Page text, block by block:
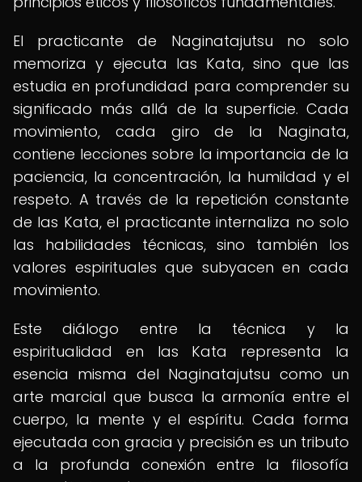
El practicante de Naginatajutsu no solo
memoriza y ejecuta las Kata, sino que las
estudia en profundidad para comprender su
significado más allá de la superficie. Cada
movimiento, cada giro de la Naginata,
contiene lecciones sobre la importancia de la
paciencia, la concentración, la humildad y el
respeto. A través de la repetición constante
de las Kata, el practicante internaliza no solo
las habilidades técnicas, sino también los
valores espirituales que subyacen en cada
movimiento.
Este diálogo entre la técnica y la
espiritualidad en las Kata representa la
esencia misma del Naginatajutsu como un
arte marcial que busca la armonía entre el
cuerpo, la mente y el espíritu. Cada forma
ejecutada con gracia y precisión es un tributo
a la profunda conexión entre la filosofía